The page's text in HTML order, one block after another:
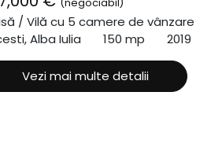
(negociabil)
/ Vilă cu 5 camere de vânzare
Alba Iulia
150 mp 2019
Vezi mai multe detalii